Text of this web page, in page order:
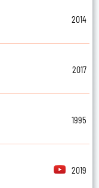
2014
2017
1995
2019